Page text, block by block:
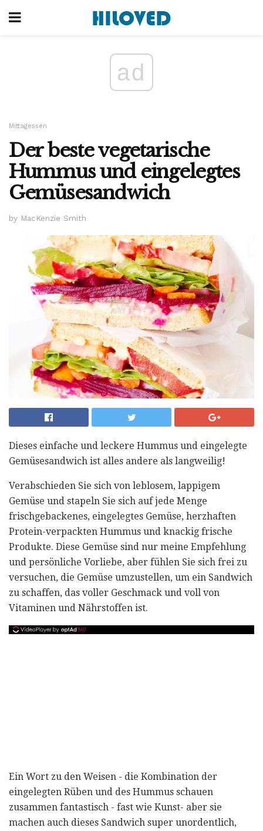
ad
Mittagessen
Der beste vegetarische
Hummus und eingelegtes
Gemüsesandwich
by MacKenzie Smith
Dieses einfache und leckere Hummus und eingelegte
Gemüsesandwich ist alles andere als langweilig!
Verabschieden Sie sich von leblosem, lappigem
Gemüse und stapeln Sie sich auf jede Menge
frischgebackenes, eingelegtes Gemüse, herzhaften
Protein-verpackten Hummus und knackig frische
Produkte. Diese Gemüse sind nur meine Empfehlung
und persönliche Vorliebe, aber fühlen Sie sich frei zu
versuchen, die Gemüse umzustellen, um ein Sandwich
zu schaffen, das voller Geschmack und voll von
Vitaminen und Nährstoffen ist.
Ein Wort zu den Weisen - die Kombination der
eingelegten Rüben und des Hummus schauen
zusammen fantastisch - fast wie Kunst- aber sie
machen auch dieses Sandwich super unordentlich,